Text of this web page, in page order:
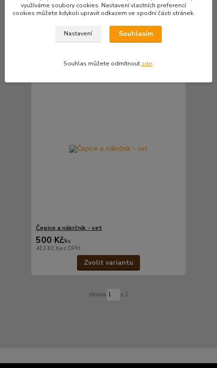
/ks
Čepice a nákrčník - set
500 Kč/ks
413 Kč bez DPH
Zvolit variantu
strana z 1
využíváme soubory cookies. Nastavení vlastních preferencí
cookies můžete kdykoli upravit odkazem ve spodní části stránek.
Nastavení Souhlasím
Souhlas můžete odmítnout zde.